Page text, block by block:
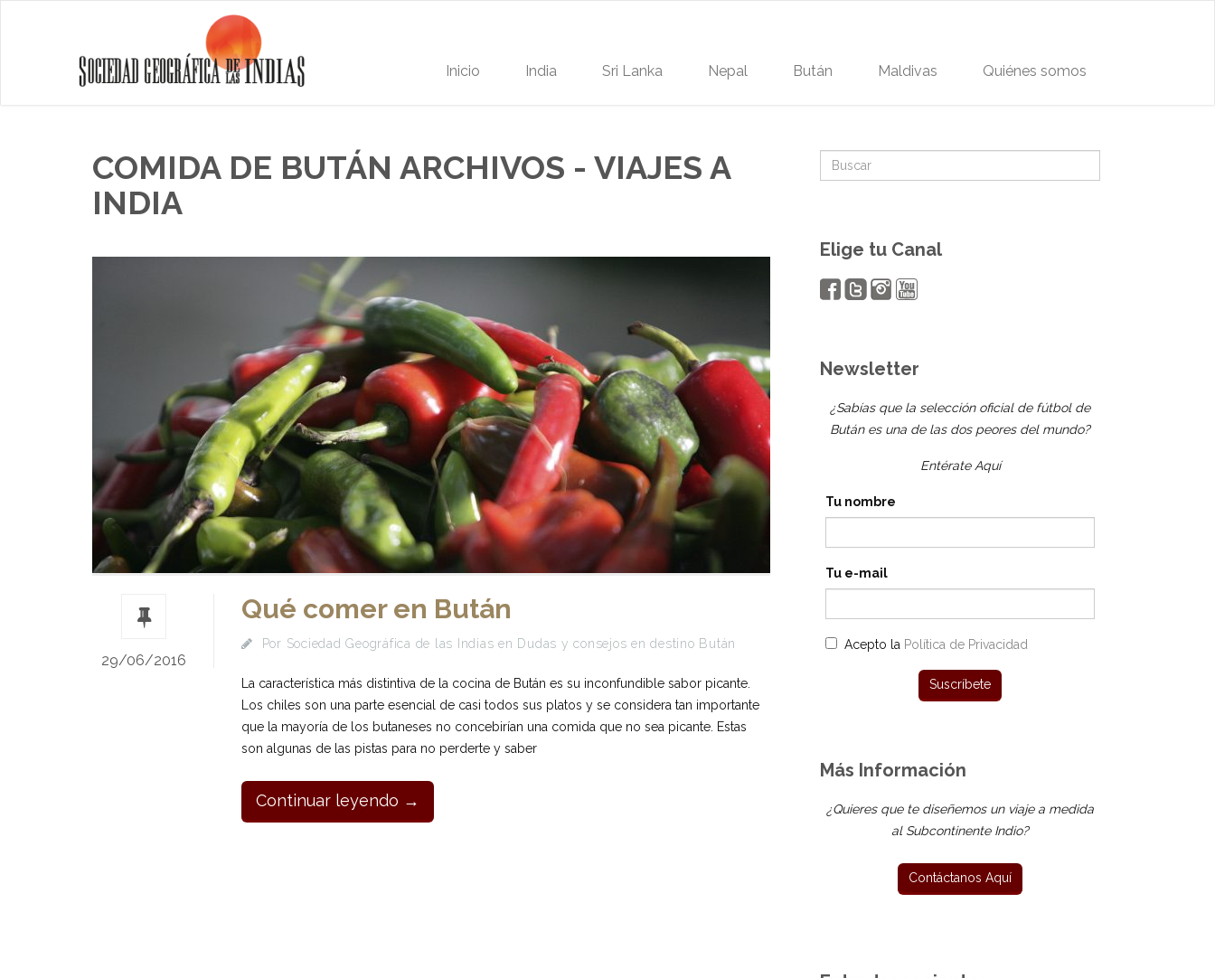
Inicio India Sri Lanka Nepal Bután Maldivas Quiénes somos
COMIDA DE BUTÁN ARCHIVOS - VIAJES A
INDIA
29/06/2016
Qué comer en Bután
Por Sociedad Geográfica de las Indias en Dudas y consejos en destino Bután
La característica más distintiva de la cocina de Bután es su inconfundible sabor picante.
Los chiles son una parte esencial de casi todos sus platos y se considera tan importante
que la mayoría de los butaneses no concebirían una comida que no sea picante. Estas
son algunas de las pistas para no perderte y saber
Continuar leyendo →
Elige tu Canal
Newsletter
¿Sabías que la selección oficial de fútbol de
Bután es una de las dos peores del mundo?
Entérate Aquí
Tu nombre
Tu e-mail
Acepto la Política de Privacidad
Más Información
¿Quieres que te diseñemos un viaje a medida
al Subcontinente Indio?